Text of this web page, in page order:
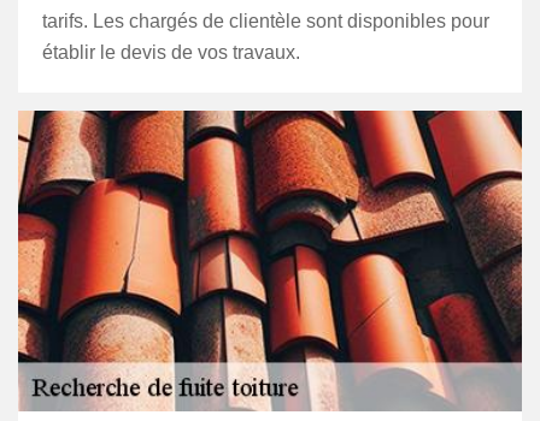
tarifs. Les chargés de clientèle sont disponibles pour
établir le devis de vos travaux.